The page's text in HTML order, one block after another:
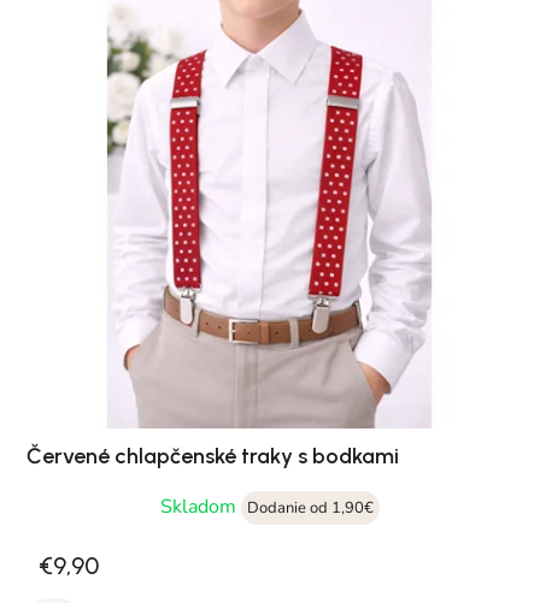
Červené chlapčenské traky s bodkami
Skladom
Dodanie od 1,90€
€9,90